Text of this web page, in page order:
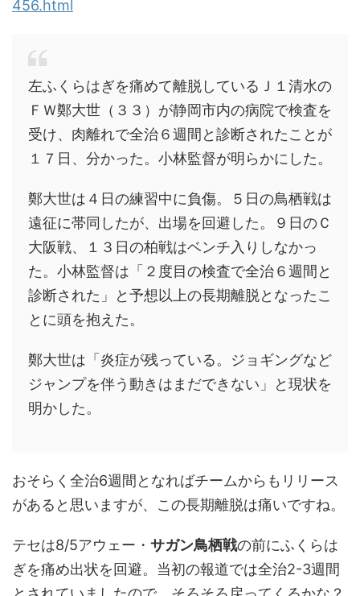
456.html
左ふくらはぎを痛めて離脱しているＪ１清水の
ＦＷ鄭大世（３３）が静岡市内の病院で検査を
受け、肉離れで全治６週間と診断されたことが
１７日、分かった。小林監督が明らかにした。
鄭大世は４日の練習中に負傷。５日の鳥栖戦は
遠征に帯同したが、出場を回避した。９日のＣ
大阪戦、１３日の柏戦はベンチ入りしなかっ
た。小林監督は「２度目の検査で全治６週間と
診断された」と予想以上の長期離脱となったこ
とに頭を抱えた。
鄭大世は「炎症が残っている。ジョギングなど
ジャンプを伴う動きはまだできない」と現状を
明かした。
おそらく全治6週間となればチームからもリリース
があると思いますが、この長期離脱は痛いですね。
テセは8/5アウェー・ サガン鳥栖戦の前にふくらは
ぎを痛め出状を回避。当初の報道では全治2-3週間